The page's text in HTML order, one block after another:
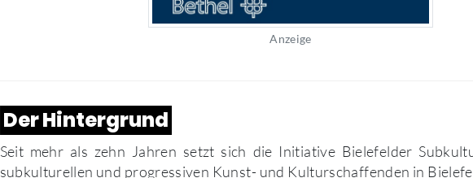
Anzeige
Der Hintergrund
Seit mehr als zehn Jahren setzt sich die Initiative Bielefelder
subkulturellen und progressiven Kunst- und Kulturschaffenden in